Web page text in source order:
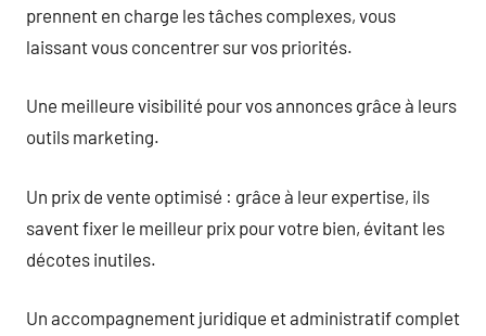
prennent en charge les tâches complexes, vous
laissant vous concentrer sur vos priorités.
Une meilleure visibilité pour vos annonces grâce à leurs
outils marketing.
Un prix de vente optimisé : grâce à leur expertise, ils
savent fixer le meilleur prix pour votre bien, évitant les
décotes inutiles.
Un accompagnement juridique et administratif complet